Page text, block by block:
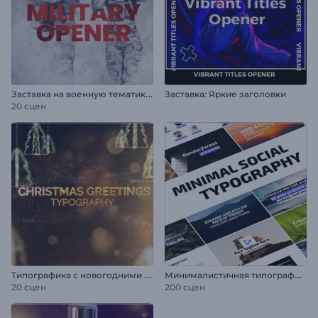
З
аставка на военную тематику / День Победы
20 сцен
Заставка: Яркие заголовки
Т
ипографика с новогодними поздравлениями
20 сцен
М
инималистичная типографика для соцсетей
200 сцен